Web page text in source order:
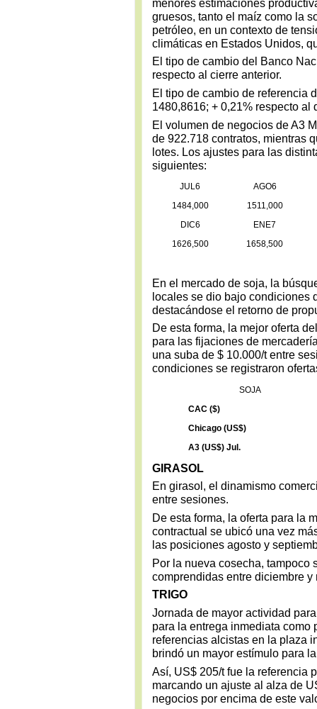
menores estimaciones
gruesos, tanto el maíz como la
petróleo, en un contexto de
climáticas en Estados Unidos,
El tipo de cambio del Banco
respecto al cierre anterior.
El tipo de cambio de referencia
1480,8616; + 0,21% respecto al
El volumen de negocios de A3
de 922.718 contratos, mientras
lotes. Los ajustes para las
siguientes:
JUL6
AGO6
1484,000
1511,000
DIC6
ENE7
1626,500
1658,500
En el mercado de soja, la
locales se dio bajo condiciones
destacándose el retorno de
De esta forma, la mejor oferta
para las fijaciones de
una suba de $ 10.000/t entre
condiciones se registraron
SOJA
CAC ($)
Chicago (US$)
A3 (US$) Jul.
GIRASOL
En girasol, el dinamismo
entre sesiones.
De esta forma, la oferta para la
contractual se ubicó una vez
las posiciones agosto y
Por la nueva cosecha, tampoco
comprendidas entre diciembre
TRIGO
Jornada de mayor actividad
para la entrega inmediata como
referencias alcistas en la plaza
brindó un mayor estímulo para
Así, US$ 205/t fue la referencia
marcando un ajuste al alza de
negocios por encima de este